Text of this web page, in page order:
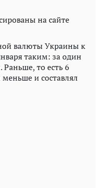
на сайте
валюты Украины к
таким: за один
то есть 6
и составлял